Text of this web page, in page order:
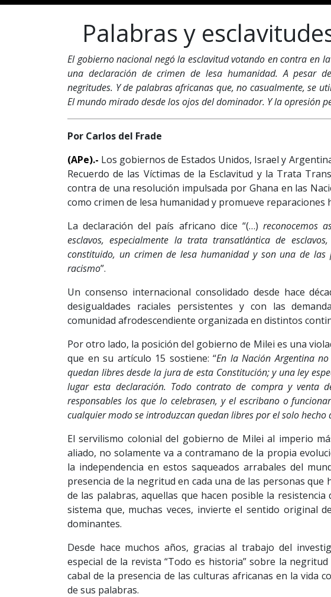
Palabras y
El gobierno nacional negó la esclavitud votando en contra en
una declaración de crimen de lesa humanidad. A pesar
negritudes. Y de palabras africanas que, no casualmente, se
El mundo mirado desde los ojos del dominador. Y la opresión
Por Carlos del Frade
(APe).- Los gobiernos de Estados Unidos, Israel y
Recuerdo de las Víctimas de la Esclavitud y la Trata
contra de una resolución impulsada por Ghana en las
como crimen de lesa humanidad y promueve reparaciones
La declaración del país africano dice “(…) reconocemos
esclavos, especialmente la trata transatlántica de
constituido, un crimen de lesa humanidad y son una de las
racismo”.
Un consenso internacional consolidado desde hace
desigualdades raciales persistentes y con las
comunidad afrodescendiente organizada en distintos
Por otro lado, la posición del gobierno de Milei es una
que en su artículo 15 sostiene: “En la Nación Argentina
quedan libres desde la jura de esta Constitución; y una ley
lugar esta declaración. Todo contrato de compra y venta
responsables los que lo celebrasen, y el escribano o
cualquier modo se introduzcan quedan libres por el solo
El servilismo colonial del gobierno de Milei al imperio
aliado, no solamente va a contramano de la propia
la independencia en estos saqueados arrabales del
presencia de la negritud en cada una de las personas
de las palabras, aquellas que hacen posible la
sistema que, muchas veces, invierte el sentido original
dominantes.
Desde hace muchos años, gracias al trabajo del
especial de la revista “Todo es historia” sobre la
cabal de la presencia de las culturas africanas en la vida
de sus palabras.